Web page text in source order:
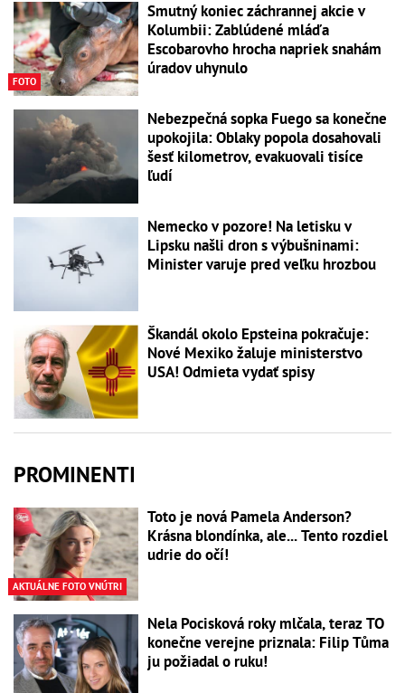
FOTO
Smutný koniec záchrannej akcie v
Kolumbii: Zablúdené mláďa
Escobarovho hrocha napriek snahám
úradov uhynulo
Nebezpečná sopka Fuego sa konečne
upokojila: Oblaky popola dosahovali
šesť kilometrov, evakuovali tisíce
ľudí
Nemecko v pozore! Na letisku v
Lipsku našli dron s výbušninami:
Minister varuje pred veľku hrozbou
Škandál okolo Epsteina pokračuje:
Nové Mexiko žaluje ministerstvo
USA! Odmieta vydať spisy
PROMINENTI
AKTUÁLNE FOTO VNÚTRI
Toto je nová Pamela Anderson?
Krásna blondínka, ale... Tento rozdiel
udrie do očí!
Nela Pocisková roky mlčala, teraz TO
konečne verejne priznala: Filip Tůma
ju požiadal o ruku!